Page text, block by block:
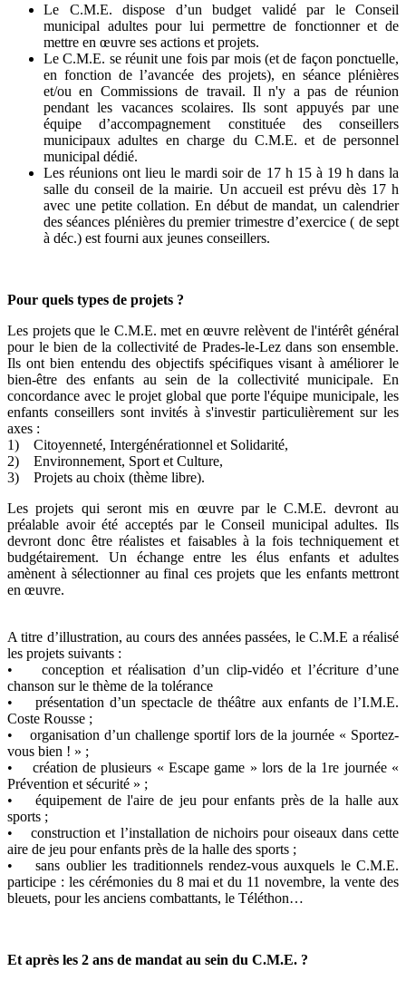
Le C.M.E. dispose d’un budget validé par le Conseil
municipal adultes pour lui permettre de fonctionner et de
mettre en œuvre ses actions et projets.
Le C.M.E. se réunit une fois par mois (et de façon ponctuelle,
en fonction de l’avancée des projets), en séance plénières
et/ou en Commissions de travail. Il n'y a pas de réunion
pendant les vacances scolaires. Ils sont appuyés par une
équipe d’accompagnement constituée des conseillers
municipaux adultes en charge du C.M.E. et de personnel
municipal dédié.
Les réunions ont lieu le mardi soir de 17 h 15 à 19 h dans la
salle du conseil de la mairie. Un accueil est prévu dès 17 h
avec une petite collation. En début de mandat, un calendrier
des séances plénières du premier trimestre d’exercice ( de sept
à déc.) est fourni aux jeunes conseillers.
Pour quels types de projets ?
Les projets que le C.M.E. met en œuvre relèvent de l'intérêt général
pour le bien de la collectivité de Prades-le-Lez dans son ensemble.
Ils ont bien entendu des objectifs spécifiques visant à améliorer le
bien-être des enfants au sein de la collectivité municipale. En
concordance avec le projet global que porte l'équipe municipale, les
enfants conseillers sont invités à s'investir particulièrement sur les
axes :
1) Citoyenneté, Intergénérationnel et Solidarité,
2) Environnement, Sport et Culture,
3) Projets au choix (thème libre).
Les projets qui seront mis en œuvre par le C.M.E. devront au
préalable avoir été acceptés par le Conseil municipal adultes. Ils
devront donc être réalistes et faisables à la fois techniquement et
budgétairement. Un échange entre les élus enfants et adultes
amènent à sélectionner au final ces projets que les enfants mettront
en œuvre.
A titre d’illustration, au cours des années passées, le C.M.E a réalisé
les projets suivants :
• conception et réalisation d’un clip-vidéo et l’écriture d’une
chanson sur le thème de la tolérance
• présentation d’un spectacle de théâtre aux enfants de l’I.M.E.
Coste Rousse ;
• organisation d’un challenge sportif lors de la journée « Sportez-
vous bien ! » ;
• création de plusieurs « Escape game » lors de la 1re journée «
Prévention et sécurité » ;
• équipement de l'aire de jeu pour enfants près de la halle aux
sports ;
• construction et l’installation de nichoirs pour oiseaux dans cette
aire de jeu pour enfants près de la halle des sports ;
• sans oublier les traditionnels rendez-vous auxquels le C.M.E.
participe : les cérémonies du 8 mai et du 11 novembre, la vente des
bleuets, pour les anciens combattants, le Téléthon…
Et après les 2 ans de mandat au sein du C.M.E. ?